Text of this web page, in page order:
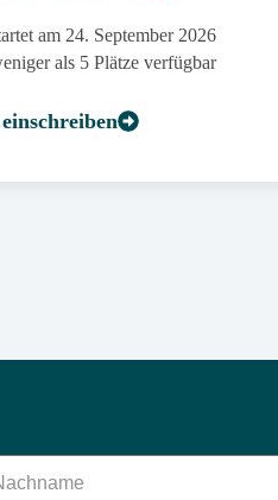
am 24. September 2026
als 5 Plätze verfügbar